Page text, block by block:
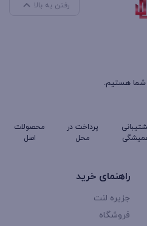
رفتن به بالا
پرداخت در
محل
محصولات
اصل
راهنمای خرید
جزیره لنت
فروشگاه